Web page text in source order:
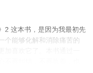
2 这本书，是因为我最初先
个能够化解和消除痛苦的
不再纠结，不再执着，也